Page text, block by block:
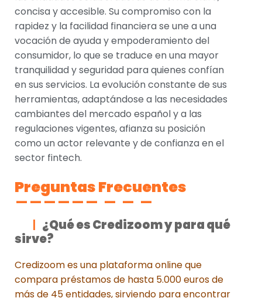
concisa y accesible. Su compromiso con la
rapidez y la facilidad financiera se une a una
vocación de ayuda y empoderamiento del
consumidor, lo que se traduce en una mayor
tranquilidad y seguridad para quienes confían
en sus servicios. La evolución constante de sus
herramientas, adaptándose a las necesidades
cambiantes del mercado español y a las
regulaciones vigentes, afianza su posición
como un actor relevante y de confianza en el
sector fintech.
Preguntas Frecuentes
¿Qué es Credizoom y para qué
sirve?
Credizoom es una plataforma online que
compara préstamos de hasta 5.000 euros de
más de 45 entidades, sirviendo para encontrar